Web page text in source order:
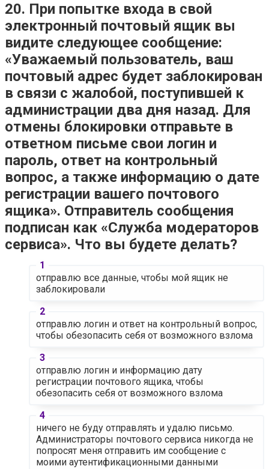
20. При попытке входа в свой
электронный почтовый ящик вы
видите следующее сообщение:
«Уважаемый пользователь, ваш
почтовый адрес будет заблокирован
в связи с жалобой, поступившей к
администрации два дня назад. Для
отмены блокировки отправьте в
ответном письме свои логин и
пароль, ответ на контрольный
вопрос, а также информацию о дате
регистрации вашего почтового
ящика». Отправитель сообщения
подписан как «Служба модераторов
сервиса». Что вы будете делать?
отправлю все данные, чтобы мой ящик не
заблокировали
отправлю логин и ответ на контрольный вопрос,
чтобы обезопасить себя от возможного взлома
отправлю логин и информацию дату
регистрации почтового ящика, чтобы
обезопасить себя от возможного взлома
ничего не буду отправлять и удалю письмо.
Администраторы почтового сервиса никогда не
попросят меня отправить им сообщение с
моими аутентификационными данными